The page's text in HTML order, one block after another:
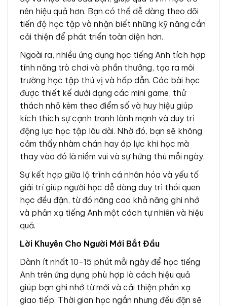
nên hiệu quả hơn. Bạn có thể dễ dàng theo dõi
tiến độ học tập và nhận biết những kỹ năng cần
cải thiện để phát triển toàn diện hơn.
Ngoài ra, nhiều ứng dụng học tiếng Anh tích hợp
tính năng trò chơi và phần thưởng, tạo ra môi
trường học tập thú vị và hấp dẫn. Các bài học
được thiết kế dưới dạng các mini game, thử
thách nhỏ kèm theo điểm số và huy hiệu giúp
kích thích sự cạnh tranh lành mạnh và duy trì
động lực học tập lâu dài. Nhờ đó, bạn sẽ không
cảm thấy nhàm chán hay áp lực khi học mà
thay vào đó là niềm vui và sự hứng thú mỗi ngày.
Sự kết hợp giữa lộ trình cá nhân hóa và yếu tố
giải trí giúp người học dễ dàng duy trì thói quen
học đều đặn, từ đó nâng cao khả năng ghi nhớ
và phản xạ tiếng Anh một cách tự nhiên và hiệu
quả.
Lời Khuyên Cho Người Mới Bắt Đầu
Dành ít nhất 10-15 phút mỗi ngày để học tiếng
Anh trên ứng dụng phù hợp là cách hiệu quả
giúp bạn ghi nhớ từ mới và cải thiện phản xạ
giao tiếp. Thời gian học ngắn nhưng đều đặn sẽ